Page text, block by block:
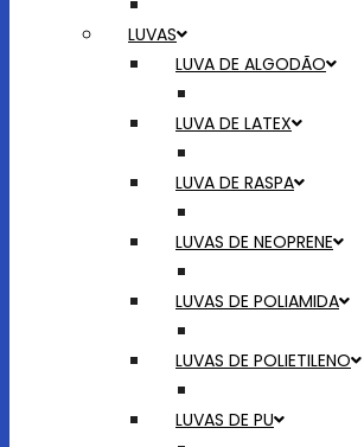
LUVAS
LUVA DE ALGODÃO
LUVA DE LATEX
LUVA DE RASPA
LUVAS DE NEOPRENE
LUVAS DE POLIAMIDA
LUVAS DE POLIETILENO
LUVAS DE PU